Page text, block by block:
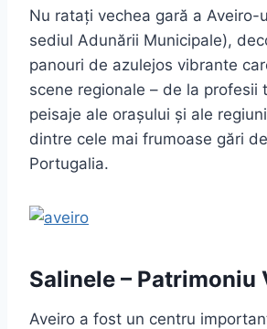
Nu ratați vechea gară a Aveiro-
sediul Adunării Municipale),
panouri de azulejos vibrante
scene regionale – de la profesii
peisaje ale orașului și ale
dintre cele mai frumoase gări
Portugalia.
Salinele – Patrimoniu
Aveiro a fost un centru